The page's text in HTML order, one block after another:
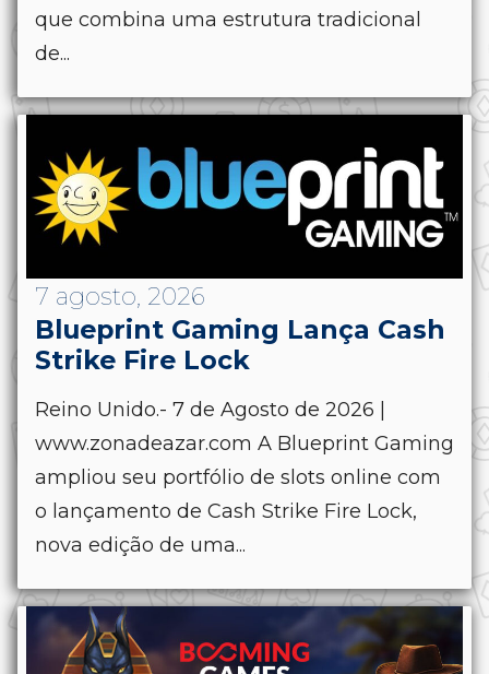
que combina uma estrutura tradicional
de...
7 agosto, 2026
Blueprint Gaming Lança Cash
Strike Fire Lock
Reino Unido.- 7 de Agosto de 2026 |
www.zonadeazar.com A Blueprint Gaming
ampliou seu portfólio de slots online com
o lançamento de Cash Strike Fire Lock,
nova edição de uma...